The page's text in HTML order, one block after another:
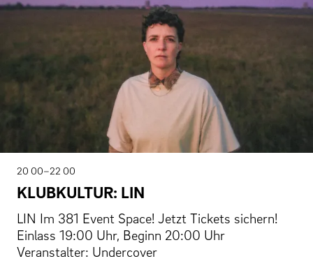
20 00–22 00
KLUBKULTUR: LIN
LIN Im 381 Event Space! Jetzt Tickets sichern!
Einlass 19:00 Uhr, Beginn 20:00 Uhr
Veranstalter: Undercover